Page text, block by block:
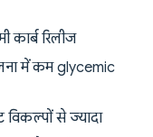
कार्ब रिलीज
में कम glycemic
से ज्यादा